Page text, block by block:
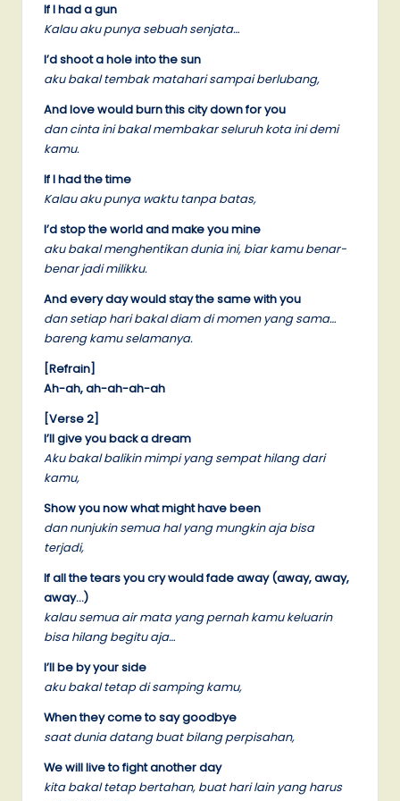
If I had a gun
Kalau aku punya sebuah senjata…
I’d shoot a hole into the sun
aku bakal tembak matahari sampai berlubang,
And love would burn this city down for you
dan cinta ini bakal membakar seluruh kota ini demi
kamu.
If I had the time
Kalau aku punya waktu tanpa batas,
I’d stop the world and make you mine
aku bakal menghentikan dunia ini, biar kamu benar-
benar jadi milikku.
And every day would stay the same with you
dan setiap hari bakal diam di momen yang sama…
bareng kamu selamanya.
[Refrain]
Ah-ah, ah-ah-ah-ah
[Verse 2]
I’ll give you back a dream
Aku bakal balikin mimpi yang sempat hilang dari
kamu,
Show you now what might have been
dan nunjukin semua hal yang mungkin aja bisa
terjadi,
If all the tears you cry would fade away (away, away,
away…)
kalau semua air mata yang pernah kamu keluarin
bisa hilang begitu aja…
I’ll be by your side
aku bakal tetap di samping kamu,
When they come to say goodbye
saat dunia datang buat bilang perpisahan,
We will live to fight another day
kita bakal tetap bertahan, buat hari lain yang harus